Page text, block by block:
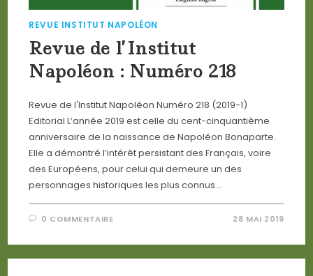
REVUE INSTITUT NAPOLÉON
Revue de l’Institut
Napoléon : Numéro 218
Revue de l'Institut Napoléon Numéro 218 (2019-1)
Editorial L’année 2019 est celle du cent-cinquantième
anniversaire de la naissance de Napoléon Bonaparte.
Elle a démontré l’intérêt persistant des Français, voire
des Européens, pour celui qui demeure un des
personnages historiques les plus connus…
0 COMMENTAIRE 28 MAI 2019